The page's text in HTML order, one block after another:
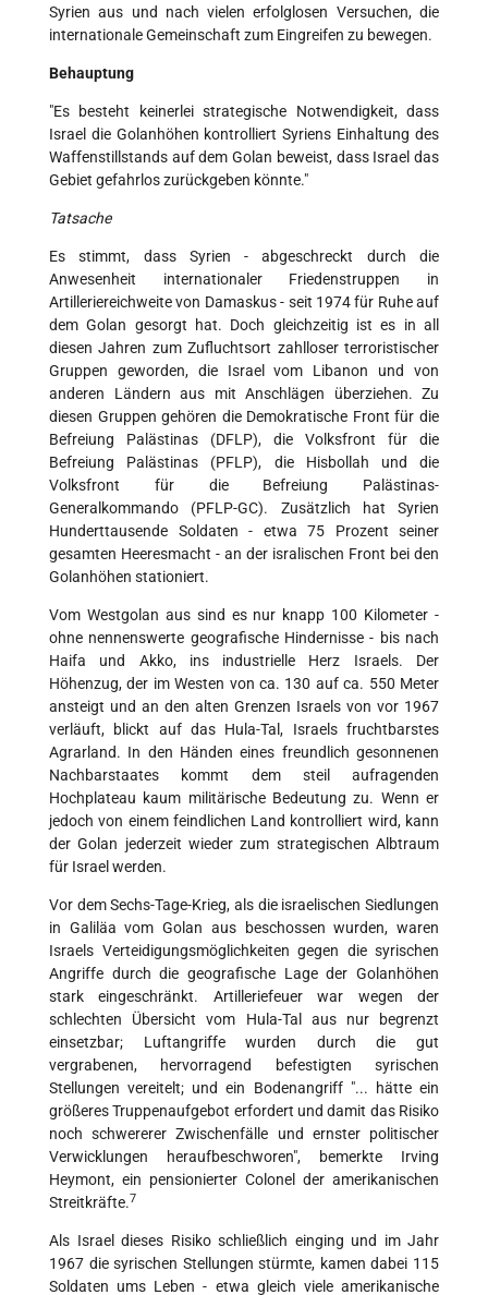
Syrien aus und nach vielen erfolglosen Versuchen, die
internationale Gemeinschaft zum Eingreifen zu bewegen.
Behauptung
"Es besteht keinerlei strategische Notwendigkeit, dass
Israel die Golanhöhen kontrolliert Syriens Einhaltung des
Waffenstillstands auf dem Golan beweist, dass Israel das
Gebiet gefahrlos zurückgeben könnte."
Tatsache
Es stimmt, dass Syrien - abgeschreckt durch die
Anwesenheit internationaler Friedenstruppen in
Artilleriereichweite von Damaskus - seit 1974 für Ruhe auf
dem Golan gesorgt hat. Doch gleichzeitig ist es in all
diesen Jahren zum Zufluchtsort zahlloser terroristischer
Gruppen geworden, die Israel vom Libanon und von
anderen Ländern aus mit Anschlägen überziehen. Zu
diesen Gruppen gehören die Demokratische Front für die
Befreiung Palästinas (DFLP), die Volksfront für die
Befreiung Palästinas (PFLP), die Hisbollah und die
Volksfront für die Befreiung Palästinas-
Generalkommando (PFLP-GC). Zusätzlich hat Syrien
Hunderttausende Soldaten - etwa 75 Prozent seiner
gesamten Heeresmacht - an der isralischen Front bei den
Golanhöhen stationiert.
Vom Westgolan aus sind es nur knapp 100 Kilometer -
ohne nennenswerte geografische Hindernisse - bis nach
Haifa und Akko, ins industrielle Herz Israels. Der
Höhenzug, der im Westen von ca. 130 auf ca. 550 Meter
ansteigt und an den alten Grenzen Israels von vor 1967
verläuft, blickt auf das Hula-Tal, Israels fruchtbarstes
Agrarland. In den Händen eines freundlich gesonnenen
Nachbarstaates kommt dem steil aufragenden
Hochplateau kaum militärische Bedeutung zu. Wenn er
jedoch von einem feindlichen Land kontrolliert wird, kann
der Golan jederzeit wieder zum strategischen Albtraum
für Israel werden.
Vor dem Sechs-Tage-Krieg, als die israelischen Siedlungen
in Galiläa vom Golan aus beschossen wurden, waren
Israels Verteidigungsmöglichkeiten gegen die syrischen
Angriffe durch die geografische Lage der Golanhöhen
stark eingeschränkt. Artilleriefeuer war wegen der
schlechten Übersicht vom Hula-Tal aus nur begrenzt
einsetzbar; Luftangriffe wurden durch die gut
vergrabenen, hervorragend befestigten syrischen
Stellungen vereitelt; und ein Bodenangriff "... hätte ein
größeres Truppenaufgebot erfordert und damit das Risiko
noch schwererer Zwischenfälle und ernster politischer
Verwicklungen heraufbeschworen", bemerkte Irving
Heymont, ein pensionierter Colonel der amerikanischen
Streitkräfte.7
Als Israel dieses Risiko schließlich einging und im Jahr
1967 die syrischen Stellungen stürmte, kamen dabei 115
Soldaten ums Leben - etwa gleich viele amerikanische